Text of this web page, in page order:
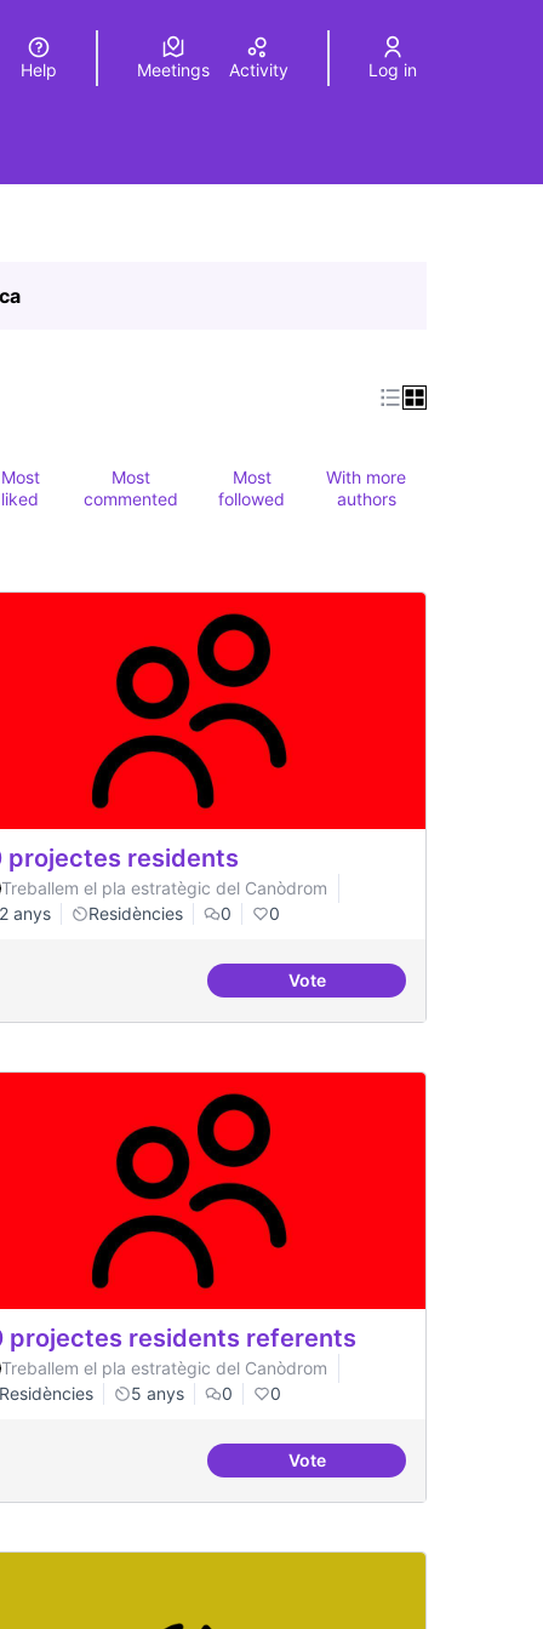
Elegir el idiomaChoose language
Help Meetings Activity Log in
Most
liked
Most
commented
Most
followed
With more
authors
projectes residents
Treballem el pla estratègic del Canòdrom
2 anys
Residències 0 0
Vote20 projectes residents
projectes residents referents
Treballem el pla estratègic del Canòdrom
Residències
5 anys 0 0
Vote30 projectes residents